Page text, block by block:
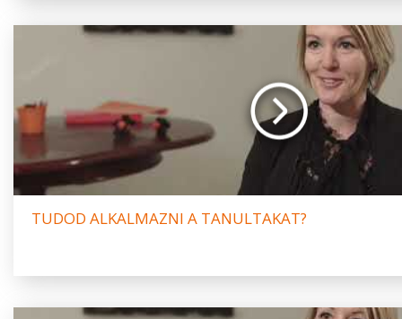
TUDOD ALKALMAZNI A TANULTAKAT?